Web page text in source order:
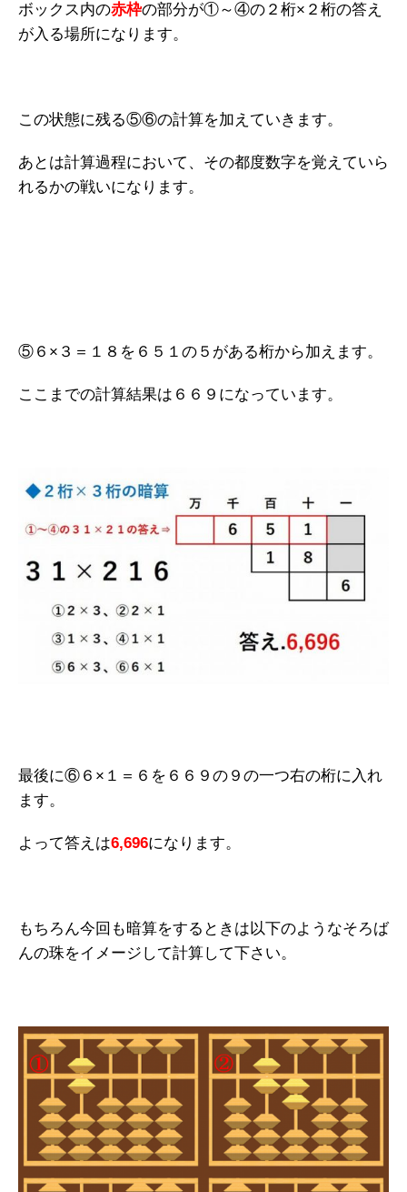
ボックス内の赤枠の部分が①～④の２桁×２桁の答え
が入る場所になります。
この状態に残る⑤⑥の計算を加えていきます。
あとは計算過程において、その都度数字を覚えていら
れるかの戦いになります。
⑤６×３＝１８を６５１の５がある桁から加えます。
ここまでの計算結果は６６９になっています。
最後に⑥６×１＝６を６６９の９の一つ右の桁に入れ
ます。
よって答えは6,696になります。
もちろん今回も暗算をするときは以下のようなそろば
んの珠をイメージして計算して下さい。